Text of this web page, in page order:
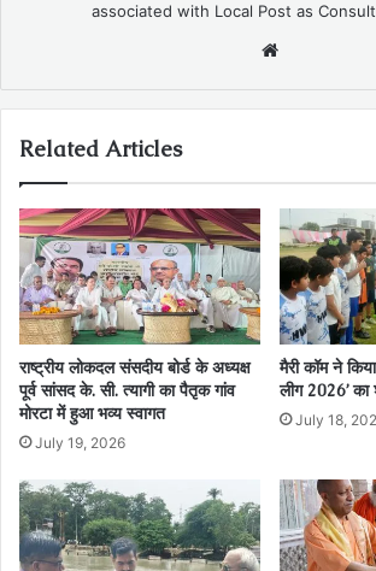
associated with Local Post as
Related Articles
राष्ट्रीय लोकदल संसदीय बोर्ड के अध्यक्ष
पूर्व सांसद के. सी. त्यागी का पैतृक गांव
मोरटा में हुआ भव्य स्वागत
July 19, 2026
मैरी कॉम ने
लीग 2026’ का
July 18,